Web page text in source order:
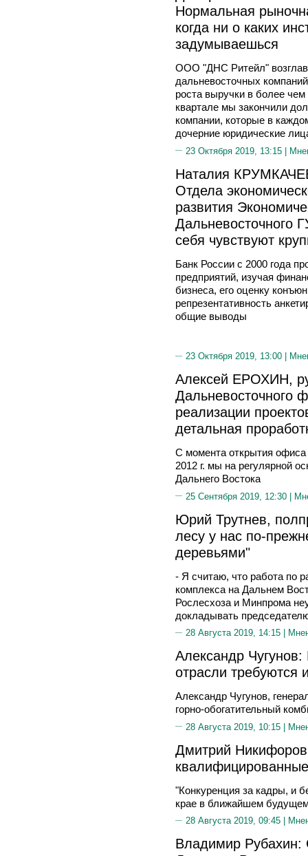
Нормальная
когда ни о каких
задумываешься
ООО "ДНС Ритейл"
дальневосточных
роста выручки в более
квартале мы закончили
компании, которые в
дочерние юридические
23 Октября 2019, 13:15 |
Наталия
Отдела
развития
Дальневосточного
себя чувствуют
Банк России с 2000 года
предприятий, изучая
бизнеса, его оценку
репрезентативность
общие выводы
23 Октября 2019, 13:00 |
Алексей ЕРОХИН,
Дальневосточного
реализации
детальная
С момента открытия
2012 г. мы на регулярной
Дальнего Востока
25 Сентября 2019, 12:30 |
Юрий Трутнев,
лесу у нас по-
деревьями"
- Я считаю, что работа по
комплекса на Дальнем
Рослесхоза и Минпрома
докладывать
28 Августа 2019, 14:15 |
Александр
отрасли требуются
Александр Чугунов,
горно-обогатительный
28 Августа 2019, 10:15 |
Дмитрий
"Конкуренция за кадры, и
крае в ближайшем будущем
28 Августа 2019, 09:45 |
Владимир Рубахин: